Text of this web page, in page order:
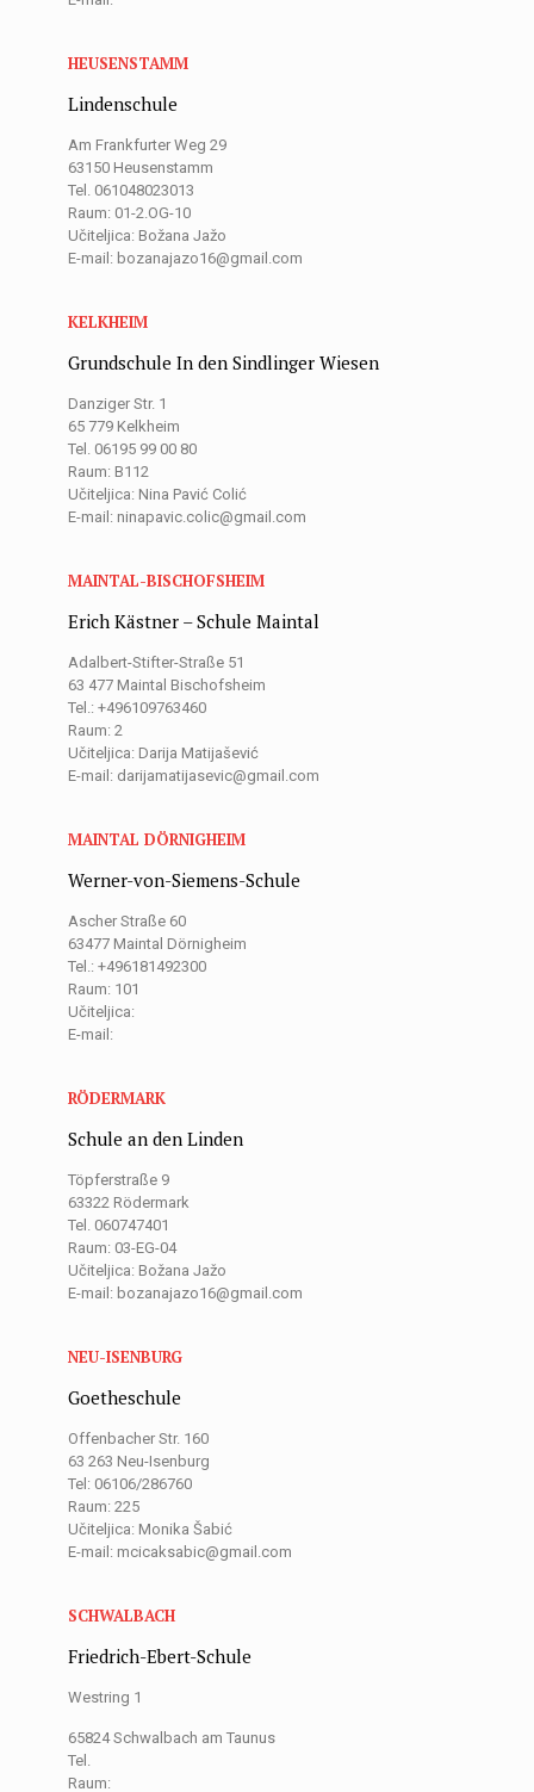
HEUSENSTAMM
Lindenschule
Am Frankfurter Weg 29
63150 Heusenstamm
Tel. 061048023013
Raum: 01-2.OG-10
Učiteljica: Božana Jažo
E-mail: bozanajazo16@gmail.com
KELKHEIM
Grundschule In den Sindlinger Wiesen
Danziger Str. 1
65 779 Kelkheim
Tel. 06195 99 00 80
Raum: B112
Učiteljica: Nina Pavić Colić
E-mail: ninapavic.colic@gmail.com
MAINTAL-BISCHOFSHEIM
Erich Kästner – Schule Maintal
Adalbert-Stifter-Straße 51
63 477 Maintal Bischofsheim
Tel.: +496109763460
Raum: 2
Učiteljica: Darija Matijašević
E-mail: darijamatijasevic@gmail.com
MAINTAL DÖRNIGHEIM
Werner-von-Siemens-Schule
Ascher Straße 60
63477 Maintal Dörnigheim
Tel.: +496181492300
Raum: 101
Učiteljica:
E-mail:
RÖDERMARK
Schule an den Linden
Töpferstraße 9
63322 Rödermark
Tel. 060747401
Raum: 03-EG-04
Učiteljica: Božana Jažo
E-mail: bozanajazo16@gmail.com
NEU-ISENBURG
Goetheschule
Offenbacher Str. 160
63 263 Neu-Isenburg
Tel: 06106/286760
Raum: 225
Učiteljica: Monika Šabić
E-mail: mcicaksabic@gmail.com
SCHWALBACH
Friedrich-Ebert-Schule
Westring 1
65824 Schwalbach am Taunus
Tel.
Raum: